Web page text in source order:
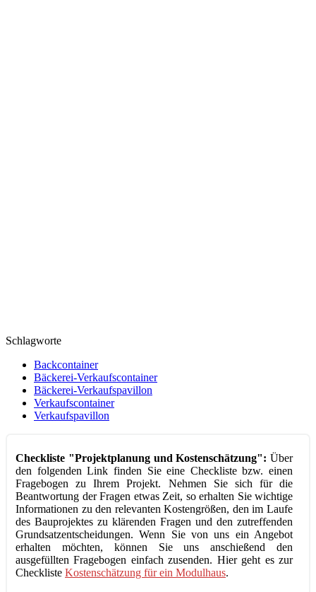
Schlagworte
Backcontainer
Bäckerei-Verkaufscontainer
Bäckerei-Verkaufspavillon
Verkaufscontainer
Verkaufspavillon
Checkliste "Projektplanung und Kostenschätzung": Über
den folgenden Link finden Sie eine Checkliste bzw. einen
Fragebogen zu Ihrem Projekt. Nehmen Sie sich für die
Beantwortung der Fragen etwas Zeit, so erhalten Sie wichtige
Informationen zu den relevanten Kostengrößen, den im Laufe
des Bauprojektes zu klärenden Fragen und den zutreffenden
Grundsatzentscheidungen. Wenn Sie von uns ein Angebot
erhalten möchten, können Sie uns anschießend den
ausgefüllten Fragebogen einfach zusenden. Hier geht es zur
Checkliste Kostenschätzung für ein Modulhaus.